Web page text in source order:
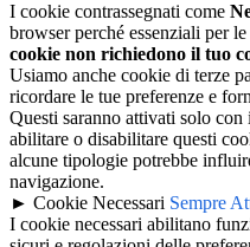
I cookie contrassegnati come
browser perché essenziali per
cookie non richiedono il tuo
Usiamo anche cookie di terze
ricordare le tue preferenze e
Questi saranno attivati solo
abilitare o disabilitare questi
alcune tipologie potrebbe
navigazione.
► Cookie Necessari Sempre
I cookie necessari abilitano